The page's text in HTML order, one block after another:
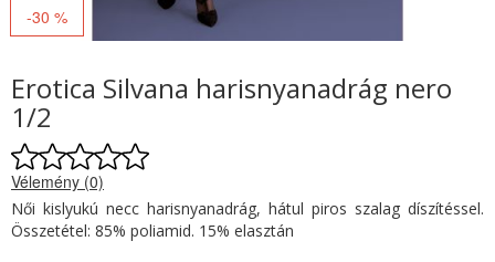
-30 %
Erotica Silvana harisnyanadrág nero
1/2
Vélemény (0)
Női kislyukú necc harisnyanadrág, hátul piros szalag díszítéssel.
Összetétel: 85% poliamid. 15% elasztán